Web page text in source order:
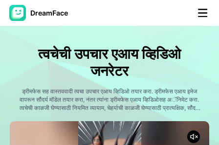
DreamFace
कृत्रिम बुद्धिमत्ता साधने
अवतार व्हिडिओ
एआय व्हिडिओ
एआय फोटो ▼
त्वचेची उपचार एआय व्हिडिओ
जनरेटर
ड्रीमफेस सह वास्तववादी त्वचा उपचार एआय व्हिडिओ तयार करा. ड्रीमफेस एआय इमेज
वापरून सौंदर्य मॉडेल तयार करा, नंतर त्यांना ड्रीमफेस एआय व्हिडिओसह अॅनिमेट करा.
त्वचेची काळजी घेण्यासाठी नियमित व्यायाम, चेहर्याची काळजी घेण्यासाठी प्रात्यक्षिक, सौंदर्य
स्वतः ची काळजी घेणारे व्हिडिओ आणि व्हायरल त्वचा काळजी सामग्री तयार करा. सौंदर्य
ब्रॅण्ड्स, स्किन केअर प्रभाव, आरोग्य निर्माते, स्पा, क्लिनिक आणि सोशल मीडिया
मार्केटरसाठी योग्य आहे जे चित्रित न करता व्यावसायिक सौंदर्य व्हिडिओ तयार करतात.